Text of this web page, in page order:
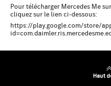
Pour télécharger Mercedes Me
cliquez sur le lien ci-dessous:
https://play.google.com/store/
Haut